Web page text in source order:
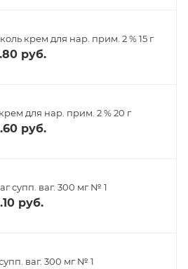
крем для нар. прим. 2 % 15 г
руб.
для нар. прим. 2 % 20 г
руб.
супп. ваг. 300 мг № 1
руб.
ваг. 300 мг № 1